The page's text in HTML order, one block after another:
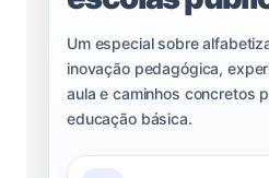
Um especial sobre
inovação pedagógica,
aula e caminhos concretos
educação básica.